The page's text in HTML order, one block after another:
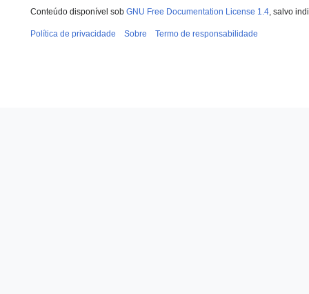
Conteúdo disponível sob GNU Free Documentation License 1.4, salvo
Política de privacidade Sobre Termo de responsabilidade